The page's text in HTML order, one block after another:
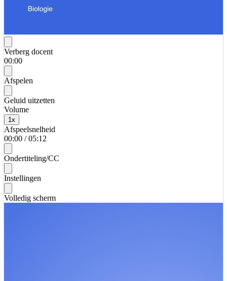
Verberg docent
00:00
Afspelen
Geluid uitzetten
Volume
1x
Afspeelsnelheid
00:00 / 05:12
Ondertiteling/CC
Instellingen
Volledig scherm